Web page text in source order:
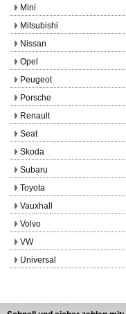
Mini
Mitsubishi
Nissan
Opel
Peugeot
Porsche
Renault
Seat
Skoda
Subaru
Toyota
Vauxhall
Volvo
VW
Universal